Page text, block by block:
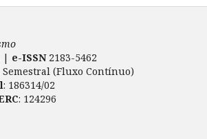
| e-ISSN2183-5462
Semestral (Fluxo Contínuo)
: 186314/02
: 124296